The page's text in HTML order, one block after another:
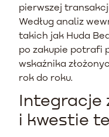
pierwszej
Według analiz
takich jak Huda
po zakupie potrafi
wskaźnika
rok do roku.
Integracje
i kwestie